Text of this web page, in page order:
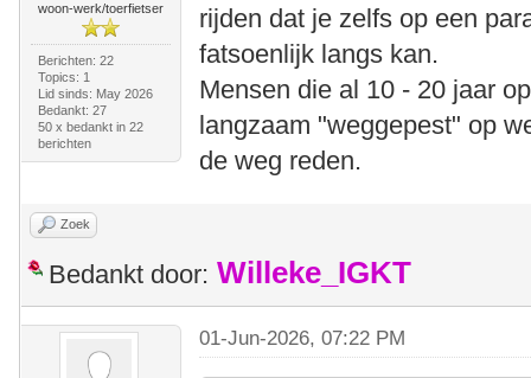
woon-werk/toerfietser
Berichten: 22
Topics: 1
Lid sinds: May 2026
Bedankt: 27
50 x bedankt in 22
berichten
rijden dat je zelfs op een
fatsoenlijk langs kan.
Mensen die al 10 - 20 jaar
langzaam "weggepest" op
de weg reden.
Zoek
Bedankt door: Willeke_IGKT
01-Jun-2026, 07:22 PM